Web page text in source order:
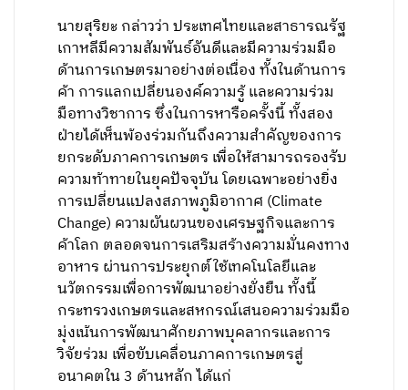
นายสุริยะ กล่าวว่า ประเทศไทยและสาธารณรัฐ
เกาหลีมีความสัมพันธ์อันดีและมีความร่วมมือ
ด้านการเกษตรมาอย่างต่อเนื่อง ทั้งในด้านการ
ค้า การแลกเปลี่ยนองค์ความรู้ และความร่วม
มือทางวิชาการ ซึ่งในการหารือครั้งนี้ ทั้งสอง
ฝ่ายได้เห็นพ้องร่วมกันถึงความสำคัญของการ
ยกระดับภาคการเกษตร เพื่อให้สามารถรองรับ
ความท้าทายในยุคปัจจุบัน โดยเฉพาะอย่างยิ่ง
การเปลี่ยนแปลงสภาพภูมิอากาศ (Climate
Change) ความผันผวนของเศรษฐกิจและการ
ค้าโลก ตลอดจนการเสริมสร้างความมั่นคงทาง
อาหาร ผ่านการประยุกต์ใช้เทคโนโลยีและ
นวัตกรรมเพื่อการพัฒนาอย่างยั่งยืน ทั้งนี้
กระทรวงเกษตรและสหกรณ์เสนอความร่วมมือ
มุ่งเน้นการพัฒนาศักยภาพบุคลากรและการ
วิจัยร่วม เพื่อขับเคลื่อนภาคการเกษตรสู่
อนาคตใน 3 ด้านหลัก ได้แก่